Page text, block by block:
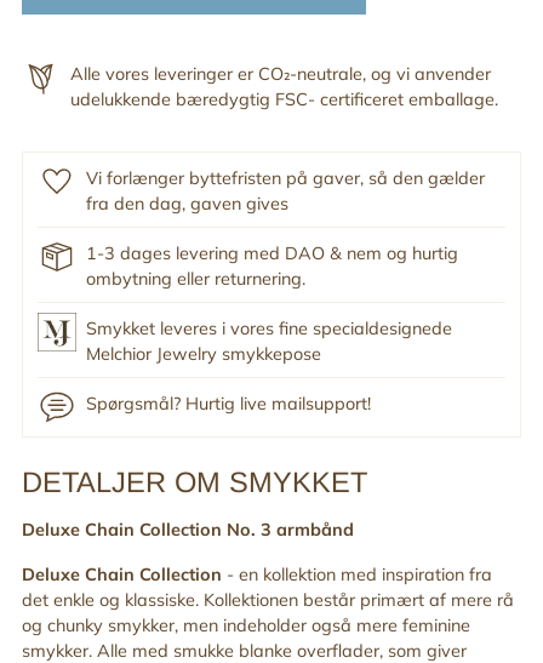
Alle vores leveringer er CO₂-neutrale, og vi anvender
udelukkende bæredygtig FSC- certificeret emballage.
Vi forlænger byttefristen på gaver, så den gælder
fra den dag, gaven gives
1-3 dages levering med DAO & nem og hurtig
ombytning eller returnering.
Smykket leveres i vores fine specialdesignede
Melchior Jewelry smykkepose
Spørgsmål? Hurtig live mailsupport!
Tilføj
til
din
indkøbskurv
DETALJER OM SMYKKET
Deluxe Chain Collection No. 3 armbånd
Deluxe Chain Collection - en kollektion med inspiration fra
det enkle og klassiske. Kollektionen består primært af mere rå
og chunky smykker, men indeholder også mere feminine
smykker. Alle med smukke blanke overflader, som giver